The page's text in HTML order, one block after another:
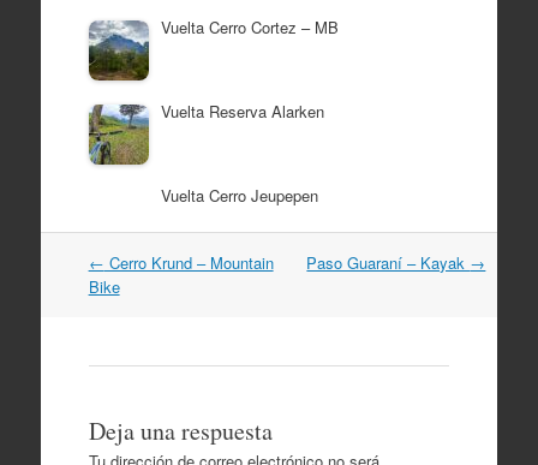
Vuelta Cerro Cortez – MB
Vuelta Reserva Alarken
Vuelta Cerro Jeupepen
Navegación
por
← Cerro Krund – Mountain
Bike
Paso Guaraní – Kayak →
Deja una respuesta